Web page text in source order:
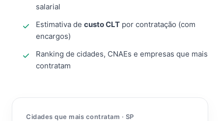
salarial
Estimativa de custo CLT por contratação (com
encargos)
Ranking de cidades, CNAEs e empresas que mais
contratam
Cidades que mais contratam · SP